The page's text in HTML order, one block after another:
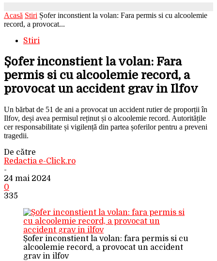
Acasă Stiri Șofer inconstient la volan: Fara permis si cu alcoolemie
record, a provocat...
Stiri
Șofer inconstient la volan: Fara
permis si cu alcoolemie record, a
provocat un accident grav in Ilfov
Un bărbat de 51 de ani a provocat un accident rutier de proporții în
Ilfov, deși avea permisul reținut și o alcoolemie record. Autoritățile
cer responsabilitate și vigilență din partea șoferilor pentru a preveni
tragedii.
De către
Redactia e-Click.ro
-
24 mai 2024
0
335
Șofer inconstient la volan: fara permis si cu
alcoolemie record, a provocat un accident
grav in ilfov